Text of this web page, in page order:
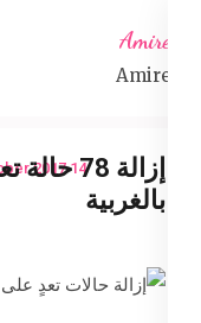
content
Enter)
Amireta
Amireta
14 October 2017إزالة 78
بالغربية